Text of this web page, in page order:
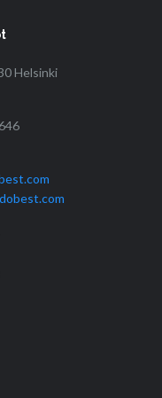
Helsinki